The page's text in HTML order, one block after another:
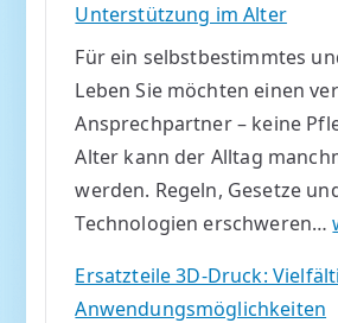
e
r
m
i
t
m
e
i
n
o
j
e
k
t
C
2
S
Unterstützung im Alter
Für ein selbstbestimmtes
Leben Sie möchten einen
Ansprechpartner – keine
Alter kann der Alltag
werden. Regeln, Gesetze
Technologien erschweren…
t
Ersatzteile 3D-Druck:
Anwendungsmöglichkeiten